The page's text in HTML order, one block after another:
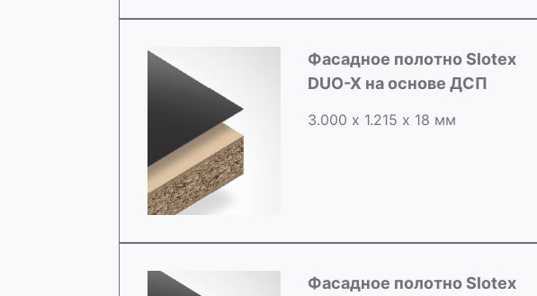
Фасадное полотно Slotex
DUO-X на основе ДСП
3.000 х 1.215 х 18 мм
Фасадное полотно Slotex